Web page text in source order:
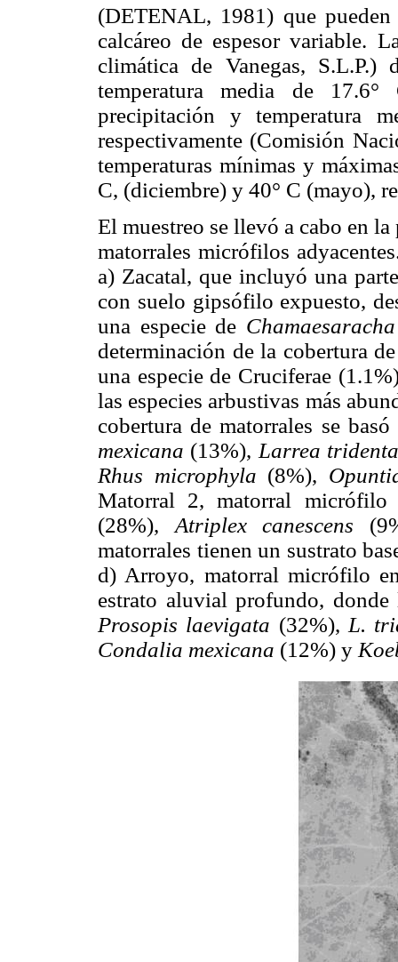
(DETENAL, 1981) que
calcáreo de espesor variable.
climática de Vanegas,
temperatura media de
precipitación y temperatura
respectivamente (Comisión
temperaturas mínimas y
C, (diciembre) y 40° C (mayo),
El muestreo se llevó a cabo en
matorrales micrófilos
a) Zacatal, que incluyó una
con suelo gipsófilo expuesto,
una especie de
determinación de la cobertura
una especie de Cruciferae
las especies arbustivas más
cobertura de matorrales se
mexicana (13%), Larrea
Rhus microphyla (8%),
Matorral 2, matorral
(28%), Atriplex canescens
matorrales tienen un sustrato
d) Arroyo, matorral micrófilo
estrato aluvial profundo, donde
Prosopis laevigata (32%), L.
Condalia mexicana (12%) y